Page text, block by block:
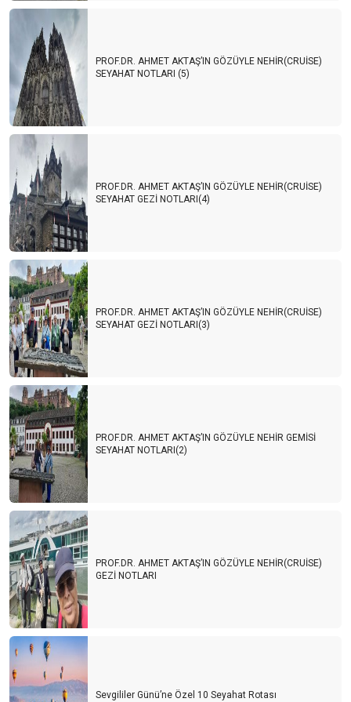
PROF.DR. AHMET AKTAŞ’IN GÖZÜYLE NEHİR(CRUİSE)
SEYAHAT NOTLARI (5)
PROF.DR. AHMET AKTAŞ’IN GÖZÜYLE NEHİR(CRUİSE)
SEYAHAT GEZİ NOTLARI(4)
PROF.DR. AHMET AKTAŞ’IN GÖZÜYLE NEHİR(CRUİSE)
SEYAHAT GEZİ NOTLARI(3)
PROF.DR. AHMET AKTAŞ’IN GÖZÜYLE NEHİR GEMİSİ
SEYAHAT NOTLARI(2)
PROF.DR. AHMET AKTAŞ’IN GÖZÜYLE NEHİR(CRUİSE)
GEZİ NOTLARI
Sevgililer Günü’ne Özel 10 Seyahat Rotası